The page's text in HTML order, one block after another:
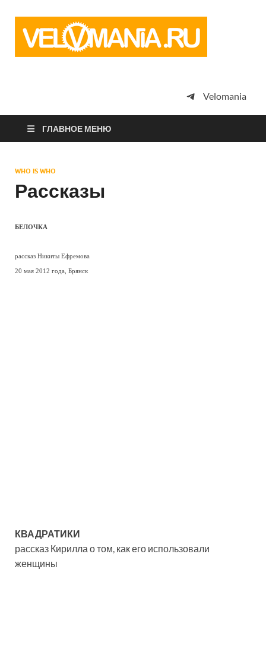
просто
Velomania
ГЛАВНОЕ МЕНЮ
WHO IS WHO
Рассказы
БЕЛОЧКА
рассказ Никиты Ефремова
20 мая 2012 года, Брянск
КВАДРАТИКИ
рассказ Кирилла о том, как его использовали
женщины